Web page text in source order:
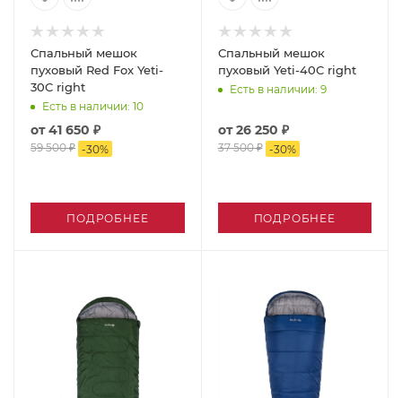
Спальный мешок
пуховый Red Fox Yeti-
30C right
Есть в наличии: 10
от41 650 ₽
59 500 ₽ -30%
ПОДРОБНЕЕ
Спальный мешок
пуховый Yeti-40C right
Есть в наличии: 9
от26 250 ₽
37 500 ₽ -30%
ПОДРОБНЕЕ